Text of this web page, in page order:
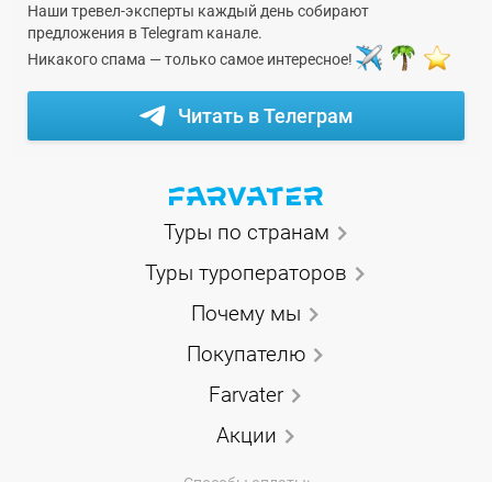
Наши тревел-эксперты каждый день собирают
предложения в Telegram канале.
Никакого спама — только самое интересное!
Читать в Телеграм
Туры по странам
Туры туроператоров
Почему мы
Покупателю
Farvater
Акции